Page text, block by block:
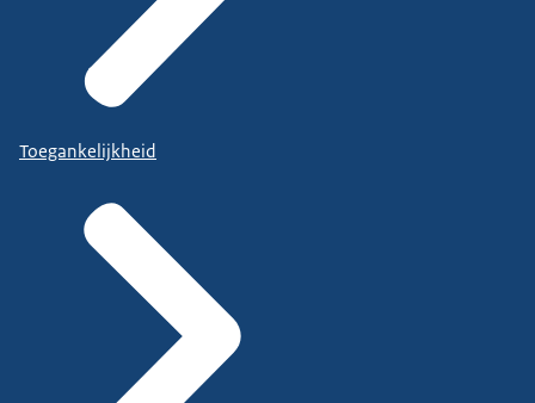
Toegankelijkheid